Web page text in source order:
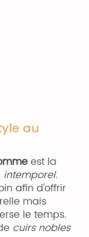
au
est la
intemporel.
afin d'offrir
mais
le temps.
cuirs nobles